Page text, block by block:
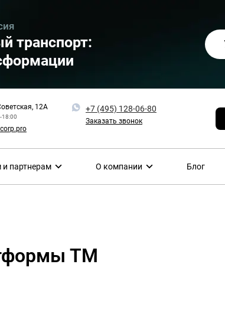
транспорт:
12А
18:00
+7 (495) 128-06-80
Заказать звонок
и партнерам О компании Блог
ТМ